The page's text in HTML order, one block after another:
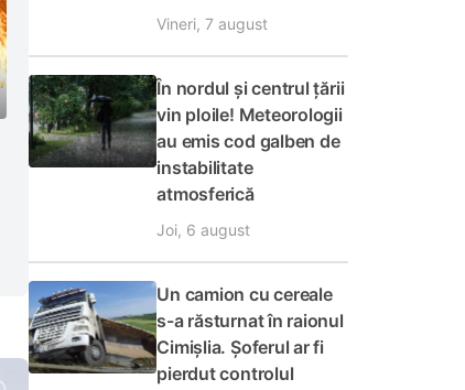
Vineri, 7 august
În nordul și centrul țării
vin ploile! Meteorologii
au emis cod galben de
instabilitate
atmosferică
Joi, 6 august
Un camion cu cereale
s-a răsturnat în raionul
Cimișlia. Șoferul ar fi
pierdut controlul